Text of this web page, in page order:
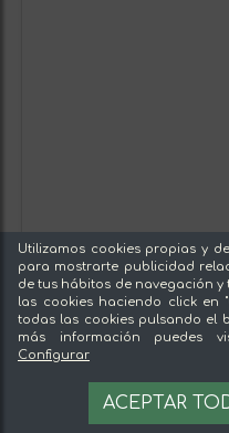
Utilizamos cookies propias y
para mostrarte publicidad
de tus hábitos de navegación
las cookies haciendo click en
todas las cookies pulsando el
más información puedes
Configurar
ACEPTAR